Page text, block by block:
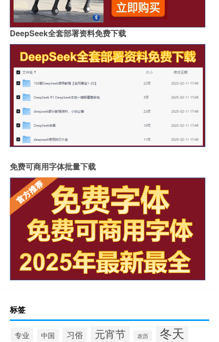
DeepSeek全套部署资料免费下载
免费可商用字体批量下载
标签
专业 中国 习俗 元宵节 农历 冬天